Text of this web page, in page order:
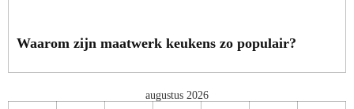
Waarom zijn maatwerk keukens zo populair?
augustus 2026